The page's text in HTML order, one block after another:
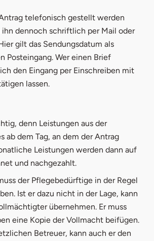
telefonisch gestellt werden
ihn dennoch schriftlich per Mail oder
gilt das Sendungsdatum als
Posteingang. Wer einen Brief
den Eingang per Einschreiben mit
lassen.
denn Leistungen aus der
ab dem Tag, an dem der Antrag
Leistungen werden dann auf
und nachgezahlt.
der Pflegebedürftige in der Regel
Ist er dazu nicht in der Lage, kann
übernehmen. Er muss
eine Kopie der Vollmacht beifügen.
Betreuer, kann auch er den